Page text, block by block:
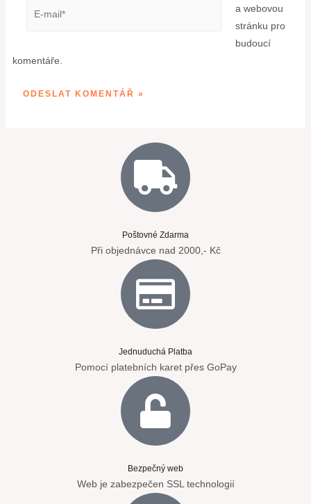
a webovou
stránku pro
budoucí
komentáře.
Poštovné Zdarma
Při objednávce nad 2000,- Kč
Jednuduchá Platba
Pomocí platebních karet přes GoPay
Bezpečný web
Web je zabezpečen SSL technologií